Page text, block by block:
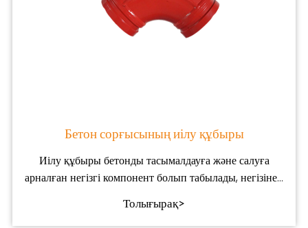
Бетон сорғысының иілу құбыры
Иілу құбыры бетонды тасымалдауға және салуға
арналған негізгі компонент болып табылады, негізінен
Толығырақ>